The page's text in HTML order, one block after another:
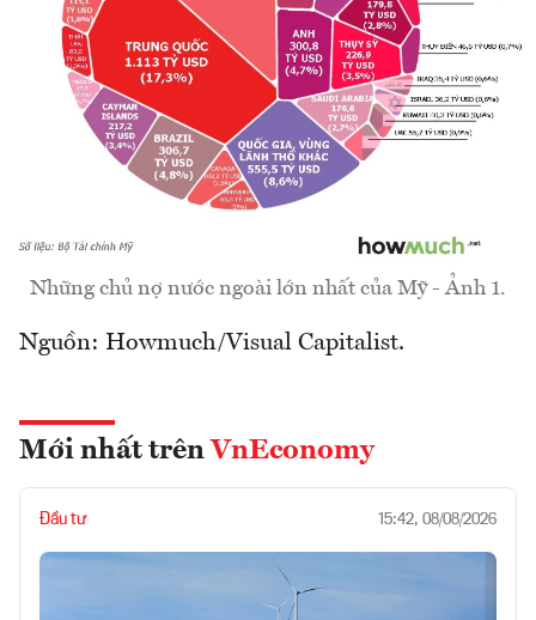
Những chủ nợ nước ngoài lớn nhất của Mỹ - Ảnh 1.
Nguồn: Howmuch/Visual Capitalist.
Mới nhất trên VnEconomy
Đầu tư 15:42, 08/08/2026